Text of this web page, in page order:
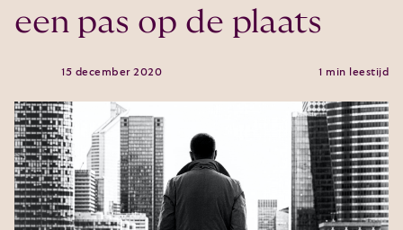
een pas op de plaats
15 december 2020 1 min leestijd